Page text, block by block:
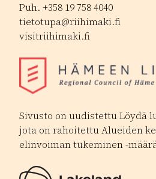
Puh. +358 19 758 4040
tietotupa@riihimaki.fi
visitriihimaki.fi
Sivusto on uudistettu Löydä
jota on rahoitettu Alueiden
elinvoiman tukeminen -